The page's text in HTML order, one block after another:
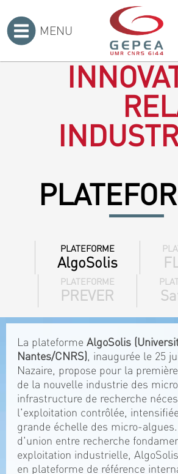
MENU
PLATEFORME
AlgoSolis
PLATEFORME
PREVER
La plateforme AlgoSolis
Nantes/CNRS), inaugurée le 25
Nazaire, propose pour la
de la nouvelle industrie des
infrastructure de recherche
l'exploitation contrôlée,
grande échelle des micro-
d'union entre recherche
exploitation industrielle,
en plateforme de référence